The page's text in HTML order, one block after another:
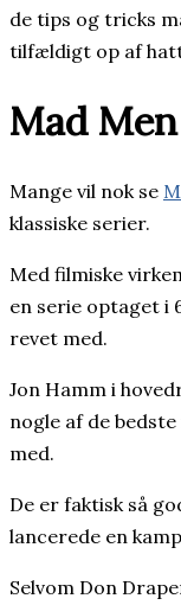
de tips og tricks
tilfældigt op af
Mad Men
Mange vil nok se
klassiske serier.
Med filmiske
en serie optaget i
revet med.
Jon Hamm i
nogle af de
med.
De er faktisk så
lancerede en
Selvom Don